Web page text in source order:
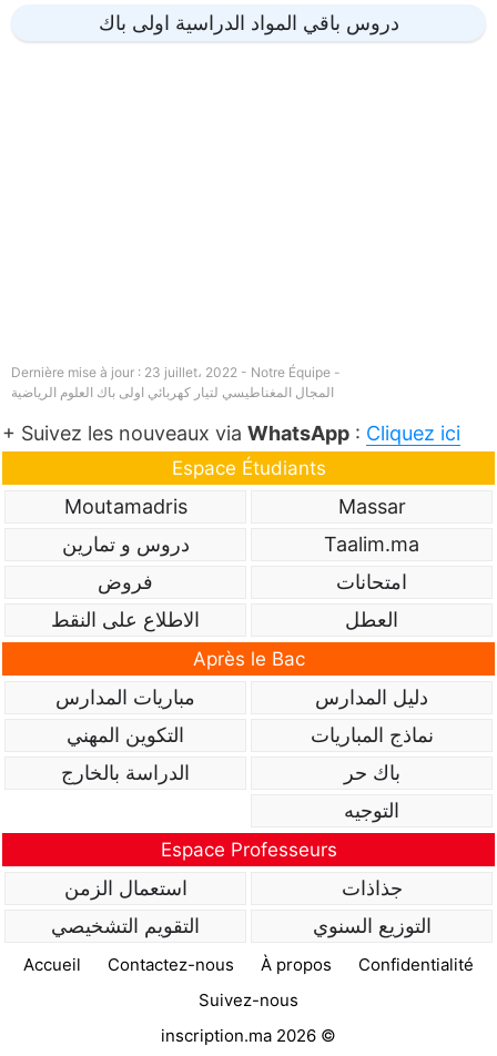
دروس باقي المواد الدراسية اولى باك
Dernière mise à jour : 23 juillet، 2022 - Notre Équipe -
المجال المغناطيسي لتيار كهربائي اولى باك العلوم الرياضية
+ Suivez les nouveaux via WhatsApp : Cliquez ici
Espace Étudiants
Massar
Moutamadris
Taalim.ma
دروس و تمارين
امتحانات
فروض
العطل
الاطلاع على النقط
Après le Bac
دليل المدارس
مباريات المدارس
نماذج المباريات
التكوين المهني
باك حر
الدراسة بالخارج
التوجيه
Espace Professeurs
جذاذات
استعمال الزمن
التوزيع السنوي
التقويم التشخيصي
Accueil Contactez-nous À propos
Confidentialité
Suivez-nous
inscription.ma 2026 ©